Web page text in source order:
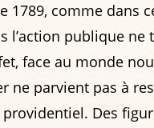
1789, comme dans
l’action publique ne
face au monde
ne parvient pas à
providentiel. Des